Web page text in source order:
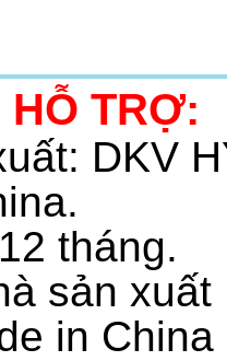
HỖ TRỢ:
DKV
tháng.
sản
in China